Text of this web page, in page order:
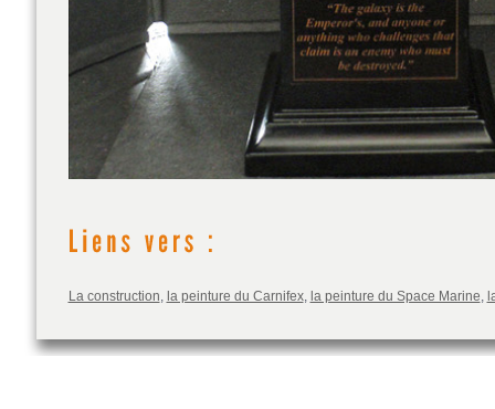
La construction, la peinture du Carnifex, la peinture du Space Marine,